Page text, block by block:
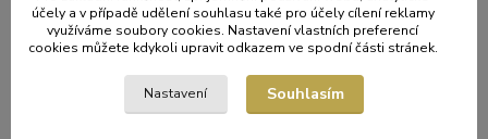
účely a v případě udělení souhlasu také pro účely cílení reklamy
využíváme soubory cookies. Nastavení vlastních preferencí
cookies můžete kdykoli upravit odkazem ve spodní části stránek.
Nastavení Souhlasím